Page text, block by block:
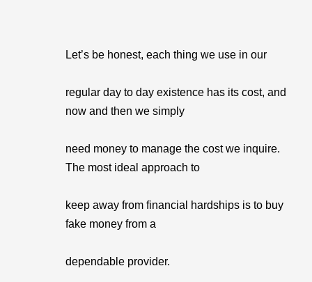
Let’s be honest, each thing we use in our
regular day to day existence has its cost, and
now and then we simply
need money to manage the cost we inquire.
The most ideal approach to
keep away from financial hardships is to buy
fake money from a
dependable provider.